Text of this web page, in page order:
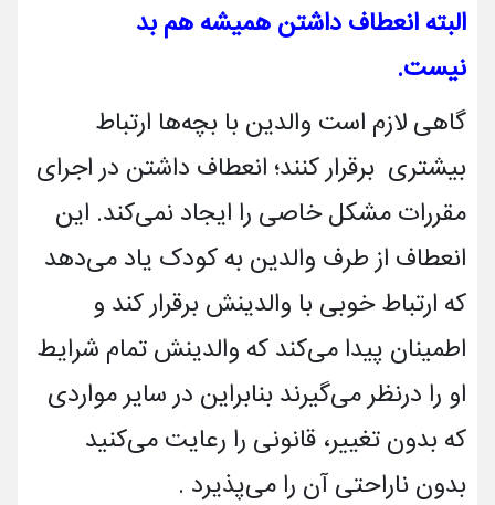
البته انعطاف داشتن همیشه هم بد
نیست.
گاهی لازم است والدین با بچه­‌ها ارتباط
بیشتری برقرار کنند؛ انعطاف داشتن در اجرای
مقررات مشکل خاصی را ایجاد نمی‌­کند. این
انعطاف از طرف والدین به کودک یاد می‌­دهد
که ارتباط خوبی با والدینش برقرار کند و
اطمینان پیدا می‌کند که والدینش تمام شرایط
او را درنظر می‌­گیرند بنابراین در سایر مواردی
که بدون تغییر، قانونی را رعایت می‌­کنید
بدون ناراحتی آن را می‌پذیرد .